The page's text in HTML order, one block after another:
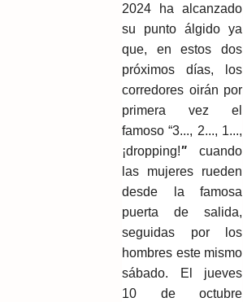
2024 ha alcanzado
su punto álgido ya
que, en estos dos
próximos días, los
corredores oirán por
primera vez el
famoso “3..., 2..., 1...,
¡dropping!" cuando
las mujeres rueden
desde la famosa
puerta de salida,
seguidas por los
hombres este mismo
sábado. El jueves
10 de octubre